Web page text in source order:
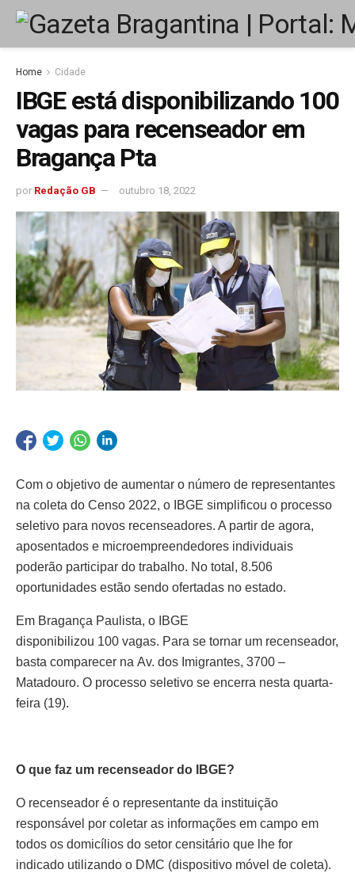
Home Cidade
IBGE está disponibilizando 100
vagas para recenseador em
Bragança Pta
por Redação GB outubro 18, 2022
Com o objetivo de aumentar o número de representantes
na coleta do Censo 2022, o IBGE simplificou o processo
seletivo para novos recenseadores. A partir de agora,
aposentados e microempreendedores individuais
poderão participar do trabalho. No total, 8.506
oportunidades estão sendo ofertadas no estado.
Em Bragança Paulista, o IBGE
disponibilizou 100 vagas. Para se tornar um recenseador,
basta comparecer na Av. dos Imigrantes, 3700 –
Matadouro. O processo seletivo se encerra nesta quarta-
feira (19).
O que faz um recenseador do IBGE?
O recenseador é o representante da instituição
responsável por coletar as informações em campo em
todos os domicílios do setor censitário que lhe for
indicado utilizando o DMC (dispositivo móvel de coleta).